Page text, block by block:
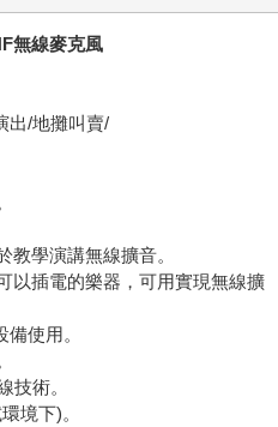
無線麥克風
出/地攤叫賣/
教學演講無線擴音。
以插電的樂器，可用實現無線擴
使用。
技術。
境下)。